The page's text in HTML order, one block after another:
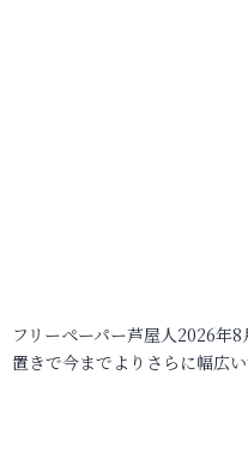
フリーペーパー芦屋人2026年
置きで今までよりさらに幅広